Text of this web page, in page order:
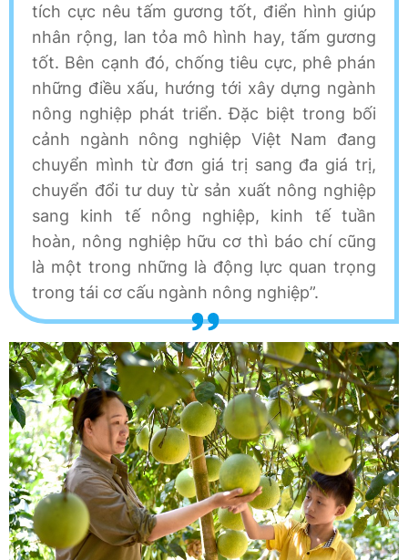
tích cực nêu tấm gương tốt, điển hình giúp
nhân rộng, lan tỏa mô hình hay, tấm gương
tốt. Bên cạnh đó, chống tiêu cực, phê phán
những điều xấu, hướng tới xây dựng ngành
nông nghiệp phát triển. Đặc biệt trong bối
cảnh ngành nông nghiệp Việt Nam đang
chuyển mình từ đơn giá trị sang đa giá trị,
chuyển đổi tư duy từ sản xuất nông nghiệp
sang kinh tế nông nghiệp, kinh tế tuần
hoàn, nông nghiệp hữu cơ thì báo chí cũng
là một trong những là động lực quan trọng
trong tái cơ cấu ngành nông nghiệp”.